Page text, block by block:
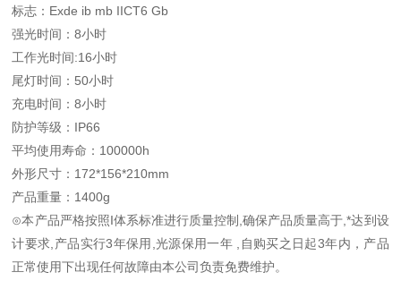
标志：Exde ib mb IICT6 Gb
强光时间：8小时
工作光时间:16小时
尾灯时间：50小时
充电时间：8小时
防护等级：IP66
平均使用寿命：100000h
外形尺寸：172*156*210mm
产品重量：1400g
⊙本产品严格按照I体系标准进行质量控制,确保产品质量高于,*达到设
计要求,产品实行3年保用,光源保用一年 ,自购买之日起3年内，产品
正常使用下出现任何故障由本公司负责免费维护。